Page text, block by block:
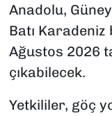
Anadolu,
Batı
Ağustos 2026
çıkabilecek.
Yetkililer, göç